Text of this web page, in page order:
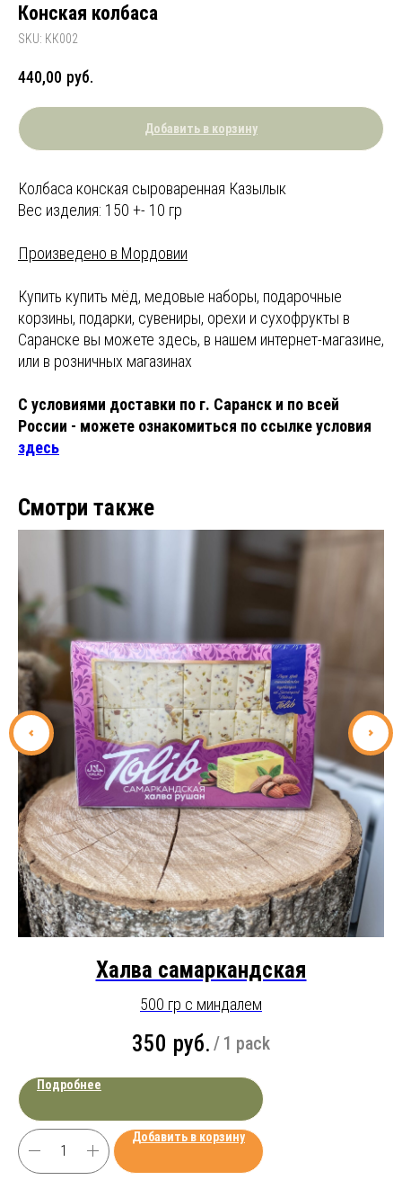
Конская колбаса
SKU: КК002
440,00 руб.
Добавить в корзину
Колбаса конская сыроваренная Казылык
Вес изделия: 150 +- 10 гр
Произведено в Мордовии
Купить купить мёд, медовые наборы, подарочные
корзины, подарки, сувениры, орехи и сухофрукты в
Саранске вы можете здесь, в нашем интернет-магазине,
или в розничных магазинах
С условиями доставки по г. Саранск и по всей
России - можете ознакомиться по ссылке условия
здесь
Смотри также
Халва самаркандская
500 гр с миндалем
350 руб. / 1 pack
Подробнее
Добавить в корзину